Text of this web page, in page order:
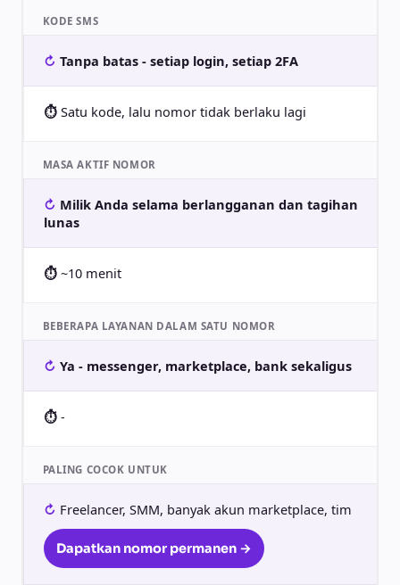
KODE SMS
Tanpa batas - setiap login, setiap 2FA
Satu kode, lalu nomor tidak berlaku lagi
MASA AKTIF NOMOR
Milik Anda selama berlangganan dan tagihan
lunas
~10 menit
BEBERAPA LAYANAN DALAM SATU NOMOR
Ya - messenger, marketplace, bank sekaligus
-
PALING COCOK UNTUK
Freelancer, SMM, banyak akun marketplace, tim
Dapatkan nomor permanen →